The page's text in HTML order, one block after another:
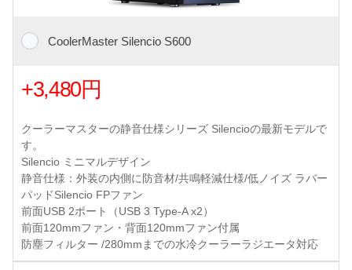
CoolerMaster Silencio S600
+3,480円
クーラーマスターの静音仕様シリーズ Silencioの最新モデルで
す。
Silencio ミニマルデザイン
静音仕様：外装の内側に防音材/共鳴軽減仕様/低ノイズ ラバー
パッドSilencio FPファン
前面USB 2ポート（USB 3 Type-A x2）
前面120mmファン・背面120mmファン付属
防塵フィルター /280mmまでの水冷クーラーラジエータ対応